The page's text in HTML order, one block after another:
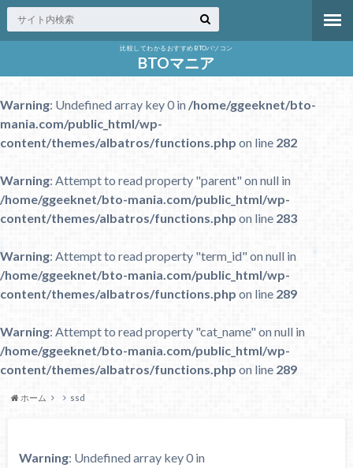
比較してわかるおすすめBTOパソコン
BTOマニア
Warning: Undefined array key 0 in/home/ggeeknet/bto-
mania.com/public_html/wp-
content/themes/albatros/functions.php on line 282
Warning: Attempt to read property "parent" on null in
/home/ggeeknet/bto-mania.com/public_html/wp-
content/themes/albatros/functions.php on line 283
Warning: Attempt to read property "term_id" on null in
/home/ggeeknet/bto-mania.com/public_html/wp-
content/themes/albatros/functions.php on line 289
Warning: Attempt to read property "cat_name" on null in
/home/ggeeknet/bto-mania.com/public_html/wp-
content/themes/albatros/functions.php on line 289
ホーム ssd
Warning: Undefined array key 0 in